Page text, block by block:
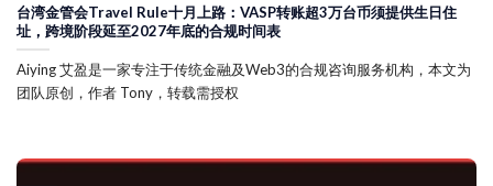
台湾金管会Travel Rule十月上路：VASP转账超3万台币须提供生日住
址，跨境阶段延至2027年底的合规时间表
Aiying 艾盈是一家专注于传统金融及Web3的合规咨询服务机构，本文为
团队原创，作者 Tony，转载需授权